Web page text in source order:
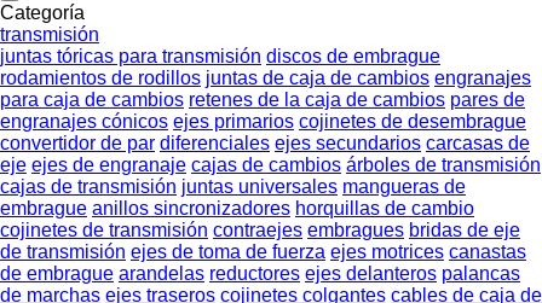
Categoría
transmisión
juntas tóricas para transmisión discos de embrague
rodamientos de rodillos juntas de caja de cambios engranajes
para caja de cambios retenes de la caja de cambios pares de
engranajes cónicos ejes primarios cojinetes de desembrague
convertidor de par diferenciales ejes secundarios carcasas de
eje ejes de engranaje cajas de cambios árboles de transmisión
cajas de transmisión juntas universales mangueras de
embrague anillos sincronizadores horquillas de cambio
cojinetes de transmisión contraejes embragues bridas de eje
de transmisión ejes de toma de fuerza ejes motrices canastas
de embrague arandelas reductores ejes delanteros palancas
de marchas ejes traseros cojinetes colgantes cables de caja de